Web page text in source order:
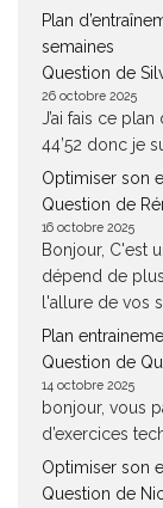
Plan
semaines
Question de
26 octobre 2025
J’ai fais ce
44’52 donc je
Optimiser son
Question de
16 octobre 2025
Bonjour, C'est
dépend de
l'allure de vos
Plan
Question de
14 octobre 2025
bonjour, vous
d’exercices
Optimiser son
Question de